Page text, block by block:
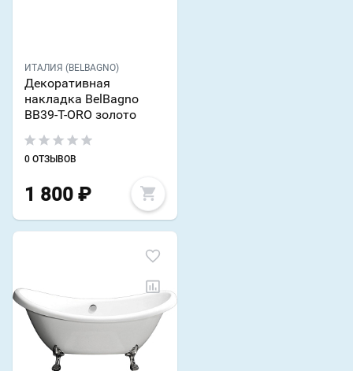
ИТАЛИЯ (BELBAGNO)
Декоративная
накладка BelBagno
BB39-T-ORO золото
0 ОТЗЫВОВ
1 800 ₽